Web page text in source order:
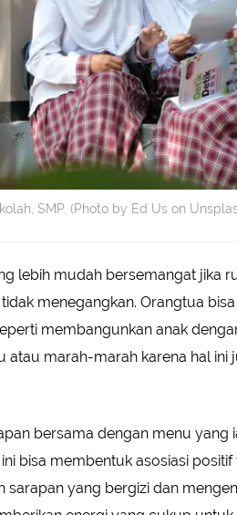
SMP. (Photo by Ed Us on
lebih mudah bersemangat jika
menegangkan. Orangtua
membangunkan anak
atau marah-marah karena hal ini
bersama dengan menu yang
bisa membentuk asosiasi
sarapan yang bergizi dan